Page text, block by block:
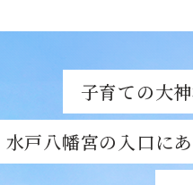
子育ての大
水戸八幡宮の入口に